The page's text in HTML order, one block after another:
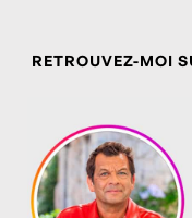
RETROUVEZ-MOI